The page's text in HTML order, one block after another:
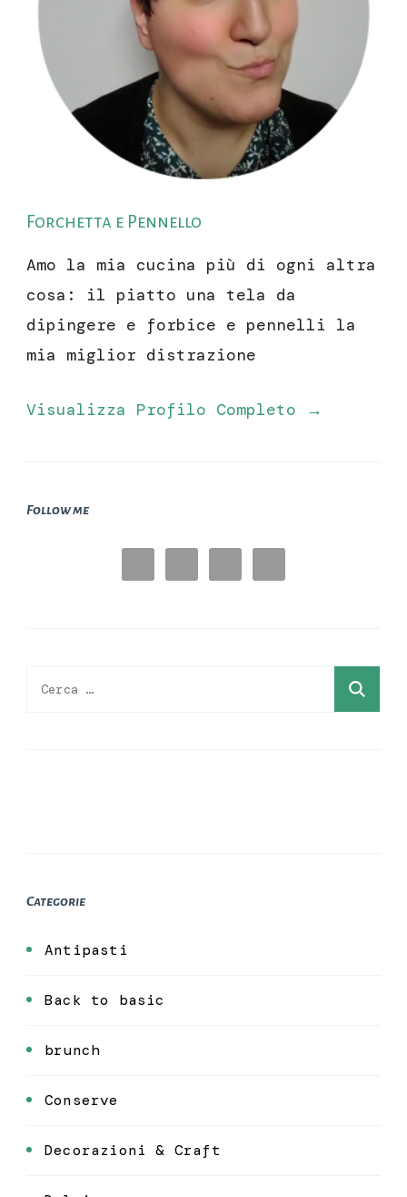
Forchetta e Pennello
Amo la mia cucina più di ogni altra
cosa: il piatto una tela da
dipingere e forbice e pennelli la
mia miglior distrazione
Visualizza Profilo Completo →
Follow me
Ricerca
Categorie
Antipasti
Back to basic
brunch
Conserve
Decorazioni & Craft